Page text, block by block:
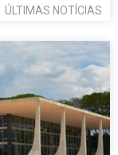
ÚLTIMAS NOTÍCIAS